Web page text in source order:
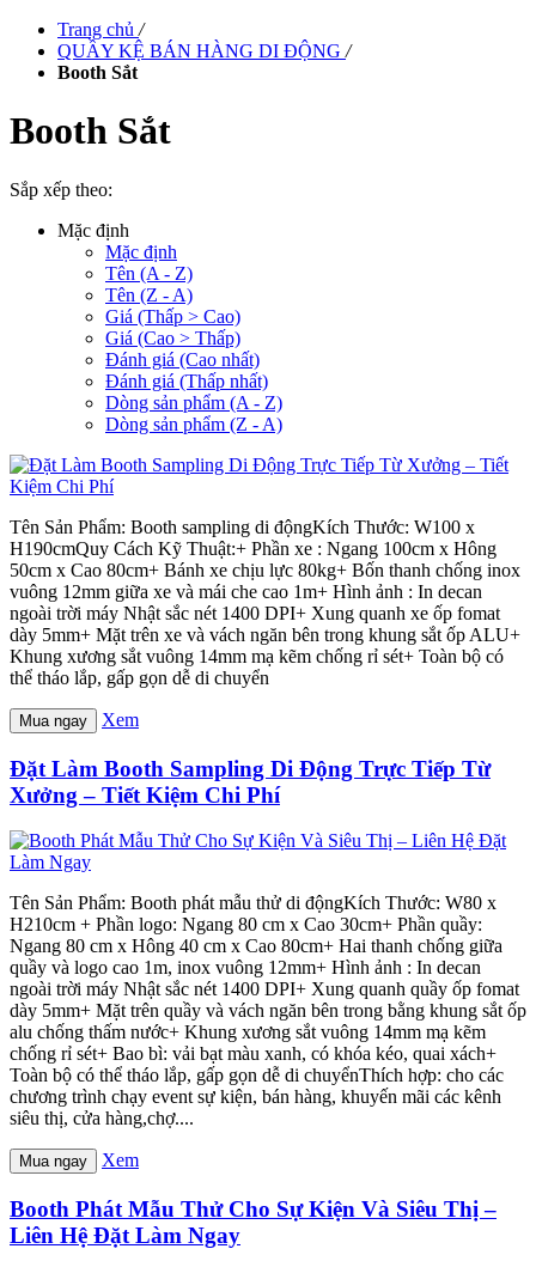
Trang chủ /
QUẦY KỆ BÁN HÀNG DI ĐỘNG /
Booth Sắt
Booth Sắt
Sắp xếp theo:
Mặc định
Mặc định
Tên (A - Z)
Tên (Z - A)
Giá (Thấp > Cao)
Giá (Cao > Thấp)
Đánh giá (Cao nhất)
Đánh giá (Thấp nhất)
Dòng sản phẩm (A - Z)
Dòng sản phẩm (Z - A)
Tên Sản Phẩm: Booth sampling di độngKích Thước: W100 x
H190cmQuy Cách Kỹ Thuật:+ Phần xe : Ngang 100cm x Hông
50cm x Cao 80cm+ Bánh xe chịu lực 80kg+ Bốn thanh chống inox
vuông 12mm giữa xe và mái che cao 1m+ Hình ảnh : In decan
ngoài trời máy Nhật sắc nét 1400 DPI+ Xung quanh xe ốp fomat
dày 5mm+ Mặt trên xe và vách ngăn bên trong khung sắt ốp ALU+
Khung xương sắt vuông 14mm mạ kẽm chống rỉ sét+ Toàn bộ có
thể tháo lắp, gấp gọn dễ di chuyển
Mua ngay Xem
Đặt Làm Booth Sampling Di Động Trực Tiếp Từ
Xưởng – Tiết Kiệm Chi Phí
Tên Sản Phẩm: Booth phát mẫu thử di độngKích Thước: W80 x
H210cm + Phần logo: Ngang 80 cm x Cao 30cm+ Phần quầy:
Ngang 80 cm x Hông 40 cm x Cao 80cm+ Hai thanh chống giữa
quầy và logo cao 1m, inox vuông 12mm+ Hình ảnh : In decan
ngoài trời máy Nhật sắc nét 1400 DPI+ Xung quanh quầy ốp fomat
dày 5mm+ Mặt trên quầy và vách ngăn bên trong bằng khung sắt ốp
alu chống thấm nước+ Khung xương sắt vuông 14mm mạ kẽm
chống rỉ sét+ Bao bì: vải bạt màu xanh, có khóa kéo, quai xách+
Toàn bộ có thể tháo lắp, gấp gọn dễ di chuyểnThích hợp: cho các
chương trình chạy event sự kiện, bán hàng, khuyến mãi các kênh
siêu thị, cửa hàng,chợ....
Mua ngay Xem
Booth Phát Mẫu Thử Cho Sự Kiện Và Siêu Thị –
Liên Hệ Đặt Làm Ngay